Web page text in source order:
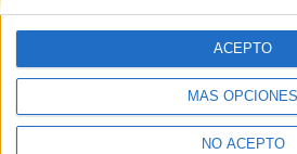
MÁS OPCIONES
NO ACEPTO
ACEPTO
Y como regalo de agradecimiento, por
gratis una copia de nuestro ebook
primer año de universidad